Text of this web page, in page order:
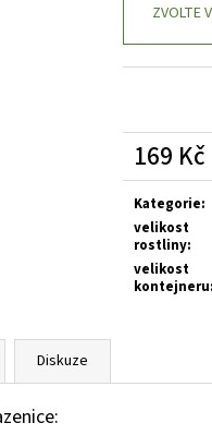
ZVOLTE
169 Kč
Měrná
cena:
Kategorie:
velikost
rostliny:
velikost
kontejneru:
Diskuze